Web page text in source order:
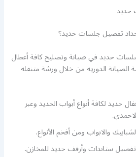
حديد
تفصيل جلسات حديد؟
حديد في صيانة وتصليح كافة أعطال
الدورية من خلال ورشة متنقلة
حديد لكافة أنواع أبواب الحديد وعبر
والابواب ومن أفخم الأنواع.
ستاندات وأرفف حديد للمخازن.